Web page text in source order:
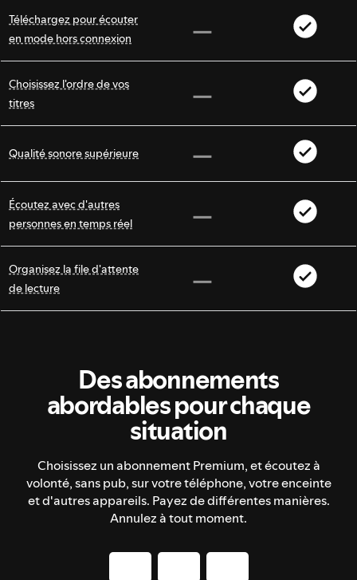
Téléchargez pour écouter
en mode hors connexion
Choisissez l'ordre de vos
titres
Qualité sonore supérieure
Écoutez avec d'autres
personnes en temps réel
Organisez la file d'attente
de lecture
Des abonnements
abordables pour chaque
situation
Choisissez un abonnement Premium, et écoutez à
volonté, sans pub, sur votre téléphone, votre enceinte
et d'autres appareils. Payez de différentes manières.
Annulez à tout moment.